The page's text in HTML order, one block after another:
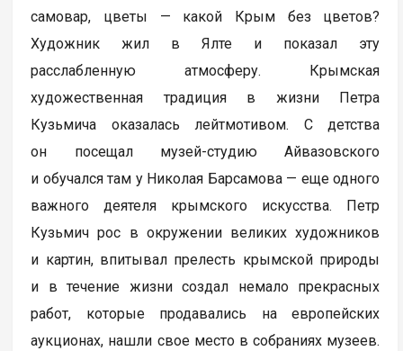
самовар, цветы — какой Крым без цветов?
Художник жил в Ялте и показал эту
расслабленную атмосферу. Крымская
художественная традиция в жизни Петра
Кузьмича оказалась лейтмотивом. С детства
он посещал музей-студию Айвазовского
и обучался там у Николая Барсамова — еще одного
важного деятеля крымского искусства. Петр
Кузьмич рос в окружении великих художников
и картин, впитывал прелесть крымской природы
и в течение жизни создал немало прекрасных
работ, которые продавались на европейских
аукционах, нашли свое место в собраниях музеев.